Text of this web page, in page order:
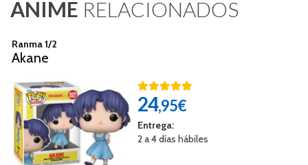
ANIME RELACIONADOS
Ranma 1/2
Akane
24,95€
Entrega:
2 a 4 días hábiles